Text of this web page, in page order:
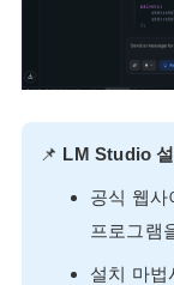
📌 LM Studio
공식 웹사
프로그램
설치 마법